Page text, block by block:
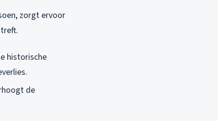
zorgt ervoor
historische
de